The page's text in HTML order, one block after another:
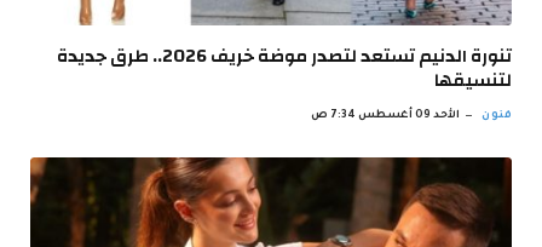
تنورة الدنيم تستعد لتصدر موضة خريف 2026.. طرق جديدة
لتنسيقها
فنون الأحد 09 أغسطس 7:34 ص